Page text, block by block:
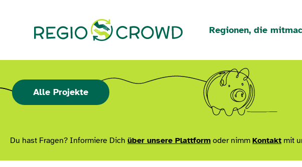
Regionen, die
Alle Projekte
Du hast Fragen? Informiere Dich über unsere Plattform oder nimm Kontakt mit